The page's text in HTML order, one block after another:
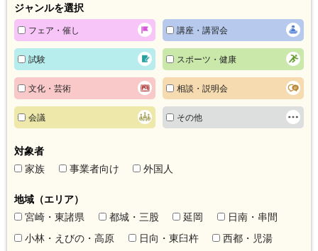
ジャンルを選択
フェア・催し 講座・講習会
試験 スポーツ・健康
文化・芸術 相談・説明会
会議 その他
対象者
家族
事業者向け 外国人
地域（エリア）
宮崎・東諸県
都城・三股 延岡
日南・串間
小林・えびの・高原
日向・東臼杵
西都・児湯